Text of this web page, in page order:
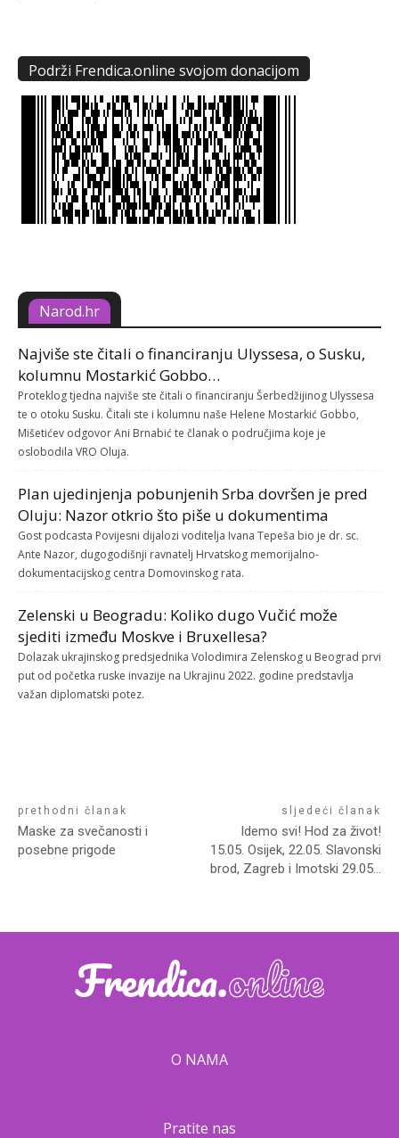
Podrži Frendica.online svojom donacijom
Narod.hr
Najviše ste čitali o financiranju Ulyssesa, o Susku,
kolumnu Mostarkić Gobbo…
Proteklog tjedna najviše ste čitali o financiranju Šerbedžijinog Ulyssesa
te o otoku Susku. Čitali ste i kolumnu naše Helene Mostarkić Gobbo,
Mišetićev odgovor Ani Brnabić te članak o područjima koje je
oslobodila VRO Oluja.
Plan ujedinjenja pobunjenih Srba dovršen je pred
Oluju: Nazor otkrio što piše u dokumentima
Gost podcasta Povijesni dijalozi voditelja Ivana Tepeša bio je dr. sc.
Ante Nazor, dugogodišnji ravnatelj Hrvatskog memorijalno-
dokumentacijskog centra Domovinskog rata.
Zelenski u Beogradu: Koliko dugo Vučić može
sjediti između Moskve i Bruxellesa?
Dolazak ukrajinskog predsjednika Volodimira Zelenskog u Beograd prvi
put od početka ruske invazije na Ukrajinu 2022. godine predstavlja
važan diplomatski potez.
prethodni članak
Maske za svečanosti i
posebne prigode
sljedeći članak
Idemo svi! Hod za život!
15.05. Osijek, 22.05. Slavonski
brod, Zagreb i Imotski 29.05…
O NAMA
Pratite nas